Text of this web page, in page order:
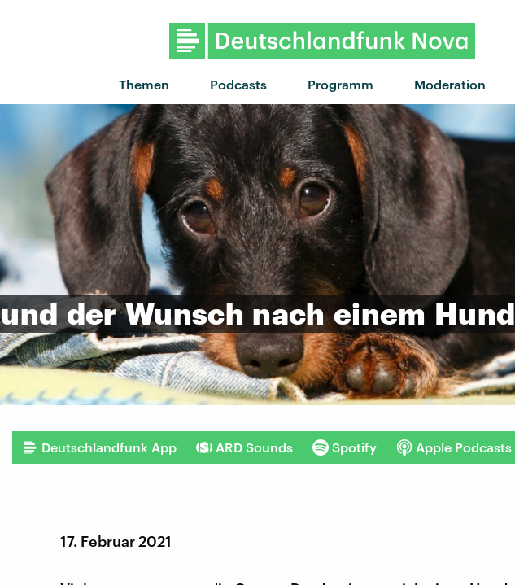
Themen Podcasts Programm Moderation
und der Wunsch nach einem Hund
Deutschlandfunk App ARD Sounds Spotify Apple Podcasts
17. Februar 2021